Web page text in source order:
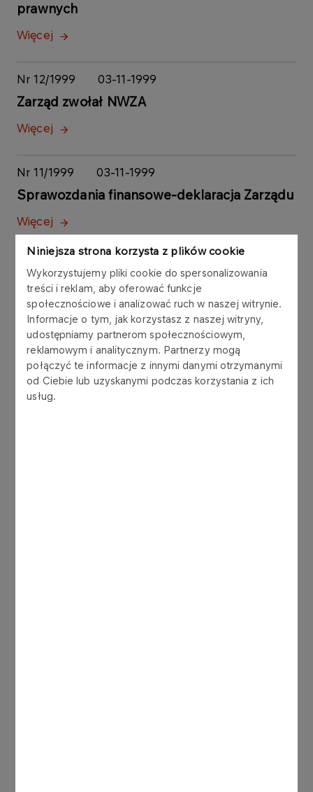
Niniejsza strona korzysta z plików cookie
Wykorzystujemy pliki cookie do spersonalizowania
treści i reklam, aby oferować funkcje
społecznościowe i analizować ruch w naszej witrynie.
Informacje o tym, jak korzystasz z naszej witryny,
udostępniamy partnerom społecznościowym,
reklamowym i analitycznym. Partnerzy mogą
połączyć te informacje z innymi danymi otrzymanymi
od Ciebie lub uzyskanymi podczas korzystania z ich
usług.
prawnych
Więcej
Nr 12/1999 03-11-1999
Zarząd zwołał NWZA
Więcej
Nr 11/1999 03-11-1999
Sprawozdania finansowe-deklaracja Zarządu
Więcej
Nr 10/1999 02-11-1999
Został uruchomiony ciąg 11 na Polietylenie II
Więcej
Nr 9/1999 02-11-1999
Deklaracja Zarządu